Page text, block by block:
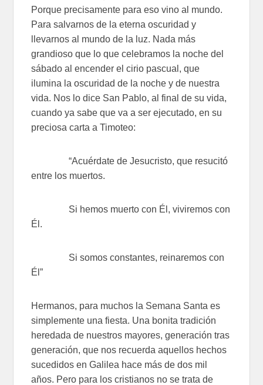
Porque precisamente para eso vino al mundo.
Para salvarnos de la eterna oscuridad y
llevarnos al mundo de la luz. Nada más
grandioso que lo que celebramos la noche del
sábado al encender el cirio pascual, que
ilumina la oscuridad de la noche y de nuestra
vida. Nos lo dice San Pablo, al final de su vida,
cuando ya sabe que va a ser ejecutado, en su
preciosa carta a Timoteo:
“Acuérdate de Jesucristo, que resucitó
entre los muertos.
Si hemos muerto con Él, viviremos con
Él.
Si somos constantes, reinaremos con
Él”
Hermanos, para muchos la Semana Santa es
simplemente una fiesta. Una bonita tradición
heredada de nuestros mayores, generación tras
generación, que nos recuerda aquellos hechos
sucedidos en Galilea hace más de dos mil
años. Pero para los cristianos no se trata de